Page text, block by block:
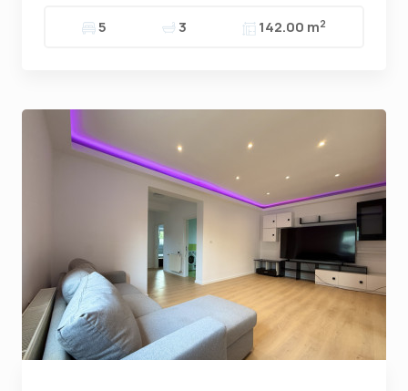
5 3 142.00 m2